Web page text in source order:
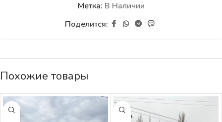
Метка: В Наличии
Поделится:
Похожие товары